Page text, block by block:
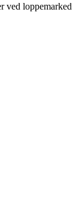
ved loppemarked